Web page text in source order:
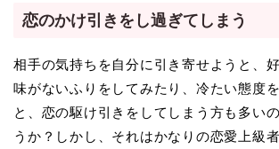
恋のかけ引きをし過ぎてしまう
相手の気持ちを自分に引き寄せようと、
味がないふりをしてみたり、冷たい態度
と、恋の駆け引きをしてしまう方も多い
うか？しかし、それはかなりの恋愛上級